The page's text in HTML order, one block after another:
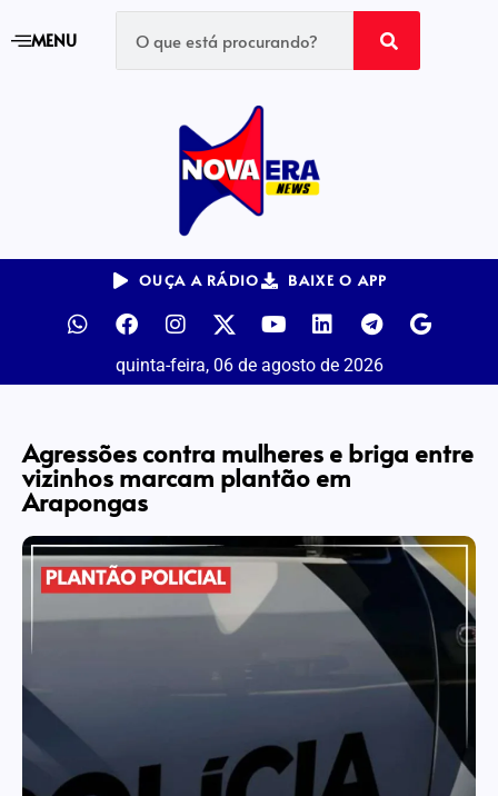
MENU
OUÇA A RÁDIO BAIXE O APP
quinta-feira, 06 de agosto de 2026
Agressões contra mulheres e briga entre
vizinhos marcam plantão em
Arapongas